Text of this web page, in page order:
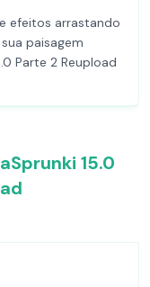
efeitos arrastando
paisagem
Parte 2 Reupload
15.0